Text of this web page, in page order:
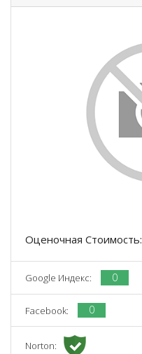
Оценочная Стоимость:
Google Индекс: 0
Facebook: 0
Norton: